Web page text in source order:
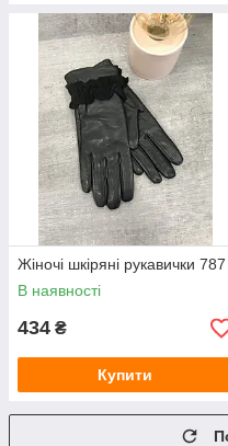
Жіночі шкіряні рукавички 787
В наявності
434 ₴
Купити